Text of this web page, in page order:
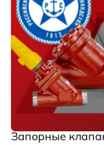
Запорные